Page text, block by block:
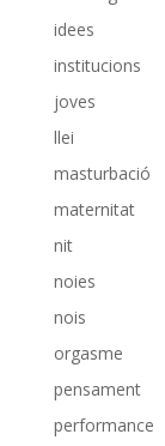
idees
institucions
joves
llei
masturbació
maternitat
nit
noies
nois
orgasme
pensament
performance